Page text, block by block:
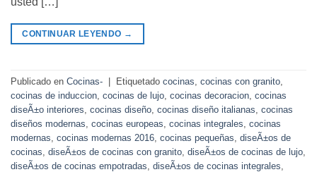
CONTINUAR LEYENDO →
Publicado en Cocinas- Etiquetado cocinas cocinas con granito
cocinas de induccion cocinas de lujo cocinas decoracion cocinas
diseÃ±o interiores cocinas diseño cocinas diseño italianas cocinas
diseños modernas cocinas europeas cocinas integrales cocinas
modernas cocinas modernas 2016 cocinas pequeñas diseÃ±os de
cocinas diseÃ±os de cocinas con granito diseÃ±os de cocinas de lujo
diseÃ±os de cocinas empotradas diseÃ±os de cocinas integrales